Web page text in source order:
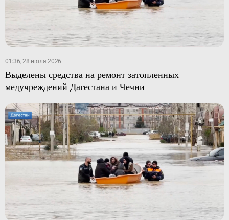
01:36, 28 июля 2026
Выделены средства на ремонт затопленных
медучреждений Дагестана и Чечни